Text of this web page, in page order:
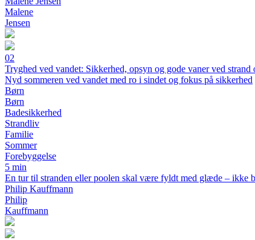
Malene
Jensen
02
Tryghed ved vandet: Sikkerhed, opsyn og gode vaner ved strand
Nyd sommeren ved vandet med ro i sindet og fokus på sikkerhed
Børn
Børn
Badesikkerhed
Strandliv
Familie
Sommer
Forebyggelse
5 min
En tur til stranden eller poolen skal være fyldt med glæde – ikke
Philip Kauffmann
Philip
Kauffmann